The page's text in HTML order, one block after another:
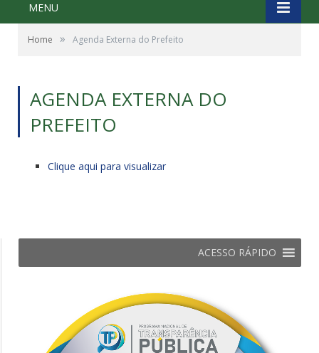
MENU
Home » Agenda Externa do Prefeito
AGENDA EXTERNA DO
PREFEITO
Clique aqui para visualizar
ACESSO RÁPIDO